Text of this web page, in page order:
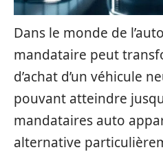
Dans le monde de
mandataire peut
d’achat d’un véhicule
pouvant atteindre
mandataires auto
alternative